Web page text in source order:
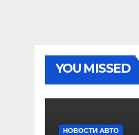
YOU MISSED
НОВОСТИ АВТО